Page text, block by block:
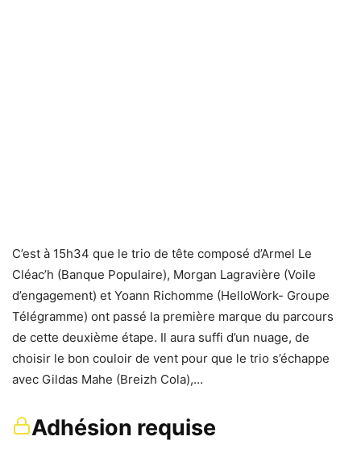
C’est à 15h34 que le trio de tête composé d’Armel Le
Cléac’h (Banque Populaire), Morgan Lagravière (Voile
d’engagement) et Yoann Richomme (HelloWork- Groupe
Télégramme) ont passé la première marque du parcours
de cette deuxième étape. Il aura suffi d’un nuage, de
choisir le bon couloir de vent pour que le trio s’échappe
avec Gildas Mahe (Breizh Cola),…
Adhésion requise